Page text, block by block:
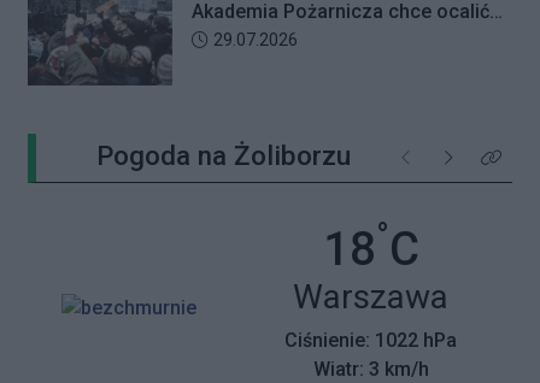
Akademia Pożarnicza chce ocalić
wspomnienia z pamiętnego strajku
Data dodania artykułu:
29.07.2026
Pogoda na Żoliborzu Poprzednie
NastępneKliknij
18°C
Miasto:
Warszawa
Ciśnienie: 1022 hPa
Wiatr: 3 km/h